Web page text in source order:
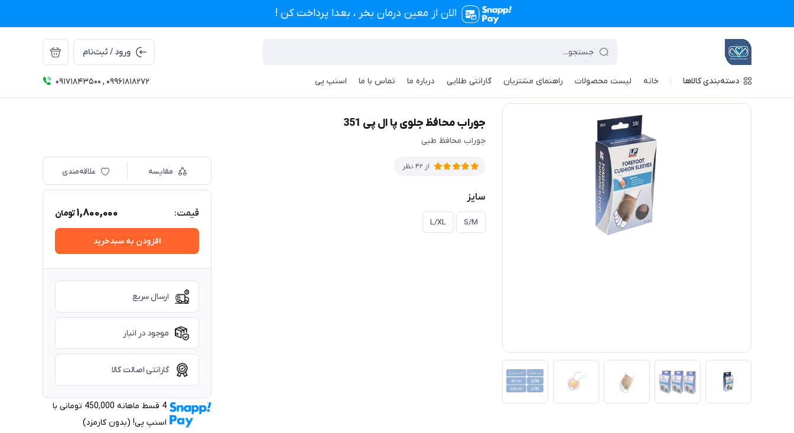
الان از معین درمان بخر ، بعدا پرداخت کن !
ورود / ثبت‌نام
دسته‌بندی کالاها خانه لیست محصولات راهنمای مشتریان گارانتی طلایی درباره ما تماس با ما اسنپ پی 09171843500 , 09961818272 تجهیزات پزشکی معین درمان / فهرست محصولات / جوراب محافظ جلوی پا ال پی 351
جوراب محافظ جلوی پا ال پی 351
جوراب محافظ طبی
از 42 نظر
سایز
S/M
L/XL
مقایسه علاقه‌مندی
قیمت: 1,800,000تومان
افزودن به سبدخرید
ارسال سریع
موجود در انبار
گارانتی اصالت کالا
4 قسط ماهانه 450,000 تومانی با
اسنپ ‌پی! (بدون کارمزد)